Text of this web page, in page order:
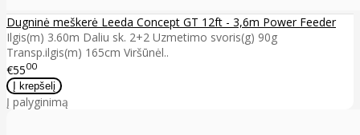
Dugninė meškerė Leeda Concept GT 12ft - 3,6m Power Feeder
Ilgis(m) 3.60m Daliu sk. 2+2 Uzmetimo svoris(g) 90g
Transp.ilgis(m) 165cm Viršūnėl..
€5500
Į palyginimą